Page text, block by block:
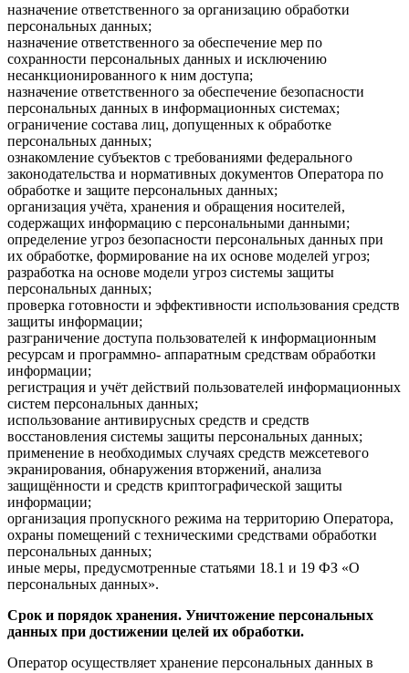
назначение ответственного за организацию обработки
персональных данных;
назначение ответственного за обеспечение мер по
сохранности персональных данных и исключению
несанкционированного к ним доступа;
назначение ответственного за обеспечение безопасности
персональных данных в информационных системах;
ограничение состава лиц, допущенных к обработке
персональных данных;
ознакомление субъектов с требованиями федерального
законодательства и нормативных документов Оператора по
обработке и защите персональных данных;
организация учёта, хранения и обращения носителей,
содержащих информацию с персональными данными;
определение угроз безопасности персональных данных при
их обработке, формирование на их основе моделей угроз;
разработка на основе модели угроз системы защиты
персональных данных;
проверка готовности и эффективности использования средств
защиты информации;
разграничение доступа пользователей к информационным
ресурсам и программно- аппаратным средствам обработки
информации;
регистрация и учёт действий пользователей информационных
систем персональных данных;
использование антивирусных средств и средств
восстановления системы защиты персональных данных;
применение в необходимых случаях средств межсетевого
экранирования, обнаружения вторжений, анализа
защищённости и средств криптографической защиты
информации;
организация пропускного режима на территорию Оператора,
охраны помещений с техническими средствами обработки
персональных данных;
иные меры, предусмотренные статьями 18.1 и 19 ФЗ «О
персональных данных».
Срок и порядок хранения. Уничтожение персональных
данных при достижении целей их обработки.
Оператор осуществляет хранение персональных данных в